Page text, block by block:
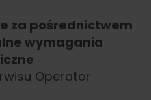
za pośrednictwem
wymagania
Operator